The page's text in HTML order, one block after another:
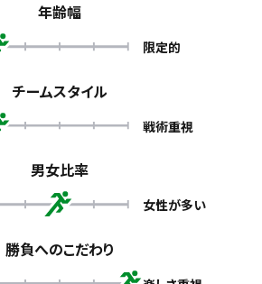
年齢幅
限定的
チームスタイル
戦術重視
男女比率
女性が多い
勝負へのこだわり